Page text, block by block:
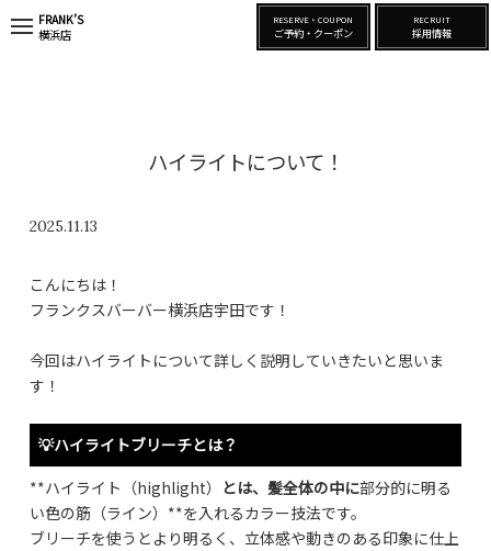
FRANK’S
横浜店
RESERVE・COUPON
ご予約・クーポン
RECRUIT
採用情報
ハイライトについて！
2025.11.13
こんにちは！
フランクスバーバー横浜店宇田です！
今回はハイライトについて詳しく説明していきたいと思いま
す！
💡ハイライトブリーチとは？
**ハイライト（highlight）
とは、髪全体の中に部分的に明る
い色の筋（ライン）**を入れるカラー技法です。
ブリーチを使うとより明るく、立体感や動きのある印象に仕上
t